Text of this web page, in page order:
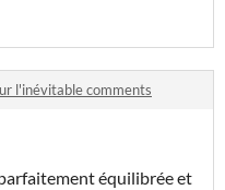
l'inévitable comments
équilibrée et